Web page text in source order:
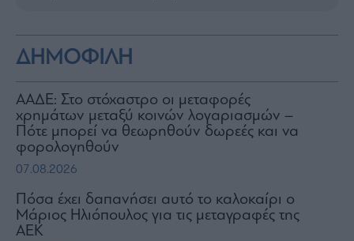
ΔΗΜΟΦΙΛΗ
ΑΑΔΕ: Στο στόχαστρο οι μεταφορές
χρημάτων μεταξύ κοινών λογαριασμών –
Πότε μπορεί να θεωρηθούν δωρεές και να
φορολογηθούν
07.08.2026
Πόσα έχει δαπανήσει αυτό το καλοκαίρι ο
Μάριος Ηλιόπουλος για τις μεταγραφές της
ΑΕΚ